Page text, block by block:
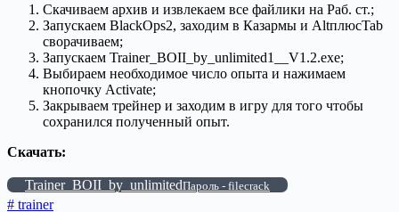
Скачиваем архив и извлекаем все файлики на Раб. ст.;
Запускаем BlackOps2, заходим в Казармы и AltплюсTab
сворачиваем;
Запускаем Trainer_BOII_by_unlimited1__V1.2.exe;
Выбираем необходимое число опыта и нажимаем
кнопочку Activate;
Закрываем трейнер и заходим в игру для того чтобы
сохранился полученный опыт.
Скачать:
Trainer_BOII_by_unlimitedПароль - filecrack
# trainer